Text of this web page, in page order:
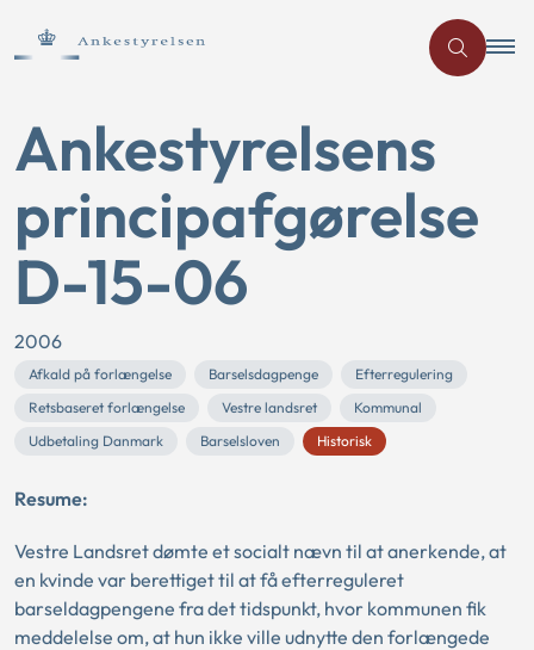
Ankestyrelsens
principafgørelse
D-15-06
2006
Afkald på forlængelse Barselsdagpenge
Efterregulering
Retsbaseret forlængelse
Vestre landsret
Kommunal
Udbetaling Danmark
Barselsloven Historisk
Resume:
Vestre Landsret dømte et socialt nævn til at anerkende, at
en kvinde var berettiget til at få efterreguleret
barseldagpengene fra det tidspunkt, hvor kommunen fik
meddelelse om, at hun ikke ville udnytte den forlængede